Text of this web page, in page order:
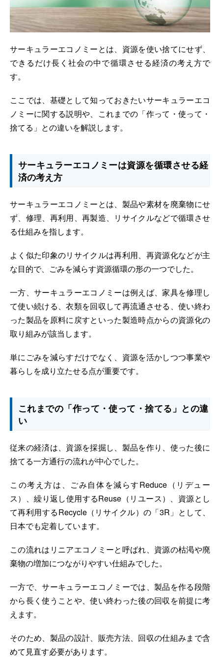
サーキュラーエコノミーとは、資源を使い捨てにせず、
できるだけ長く社会の中で循環させる経済の考え方で
す。
ここでは、基礎として知っておきたいサーキュラーエコ
ノミーに関する説明や、これまでの「作って・使って・
捨てる」との違いを解説します。
サーキュラーエコノミーは資源を循環させる経
済の考え方
サーキュラーエコノミーとは、製品や素材を廃棄物にせ
ず、修理、再利用、再製造、リサイクルなどで循環させ
る仕組みを指します。
よく似た印象のリサイクルは再利用、再資源化などが主
な目的で、ごみを減らす資源循環の形の一つでした。
一方、サーキュラーエコノミーは例えば、家具を修理し
て使い続ける、衣類を回収して再流通させる、使い終わ
った製品を原料に戻すといった製造時点からの資源化の
取り組みが該当します。
単にごみを減らすだけでなく、資源を活かしつつ事業や
暮らしを成り立たせる点が重要です。
これまでの「作って・使って・捨てる」との違
い
従来の経済は、資源を採掘し、製品を作り、使った後に
捨てる一方通行の流れが中心でした。
この考え方は、ごみ自体を減らすReduce（リデュー
ス）、繰り返し使用するReuse（リユース）、資源とし
て再利用するRecycle（リサイクル）の「3R」として、
日本でも定着しています。
この流れはリニアエコノミーと呼ばれ、資源の枯渇や廃
棄物の増加につながりやすい仕組みでした。
一方で、サーキュラーエコノミーでは、製品を作る段階
から長く使うことや、使い終わった後の回収を前提に考
えます。
そのため、製品の設計、販売方法、回収の仕組みまで含
めて見直す必要があります。